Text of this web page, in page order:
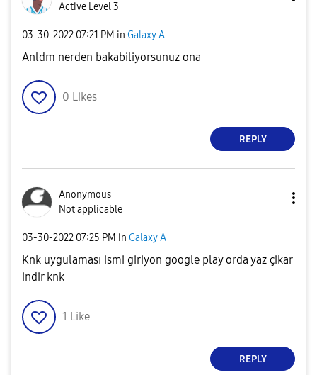
Active Level 3
‎03-30-2022 07:21 PM in Galaxy A
Anldm nerden bakabiliyorsunuz ona
0 Likes
REPLY
Anonymous
Not applicable
‎03-30-2022 07:25 PM in Galaxy A
Knk uygulaması ismi giriyon google play orda yaz çikar
indir knk
1 Like
REPLY